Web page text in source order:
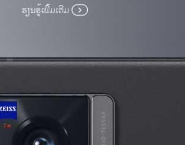
ປະເທດລາວ | ເລືອກປະເທດ/ພາກພື້ນ